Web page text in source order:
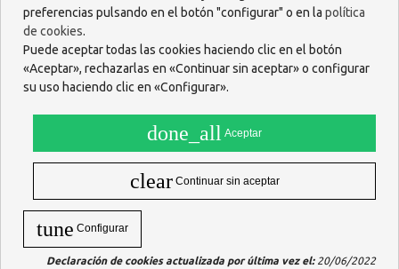
FILTROS 1,2 G
4,65 €
GOMA
preferencias pulsando en el botón "configurar" o en la política
de cookies.
Puede aceptar todas las cookies haciendo clic en el botón
«Aceptar», rechazarlas en «Continuar sin aceptar» o configurar
su uso haciendo clic en «Configurar».
done_all Aceptar
clear Continuar sin aceptar
tune Configurar
Declaración de cookies actualizada por última vez el:20/06/2022